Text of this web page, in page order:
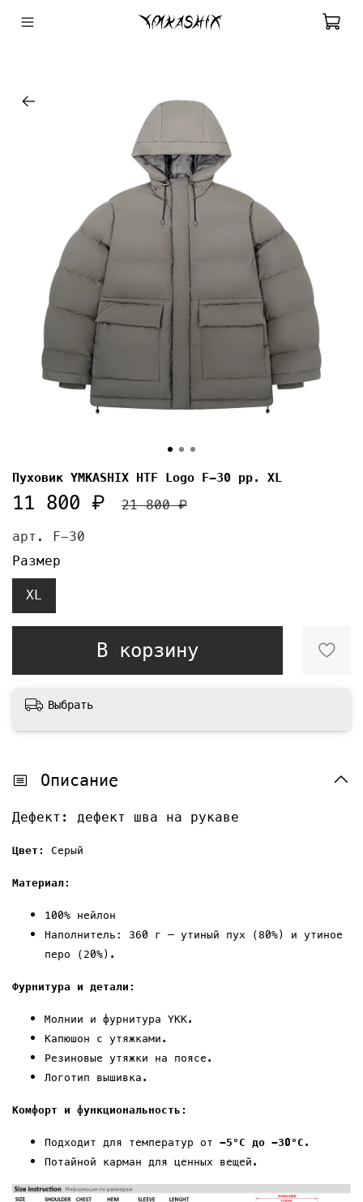
арт. F-30
Пуховик YMKASHIX HTF Logo F-30 рр. XL
11 800 ₽ 21 800 ₽
В корзину
Размер
XL
Выбрать
Описание
Дефект: дефект шва на рукаве
Цвет: Серый
Материал:
100% нейлон
Наполнитель: 360 г — утиный пух (80%) и утиное
перо (20%).
Фурнитура и детали:
Молнии и фурнитура YKK.
Капюшон с утяжками.
Резиновые утяжки на поясе .
Логотип вышивка .
Комфорт и функциональность:
Подходит для температур от -5°C до -30°C .
Потайной карман для ценных вещей.